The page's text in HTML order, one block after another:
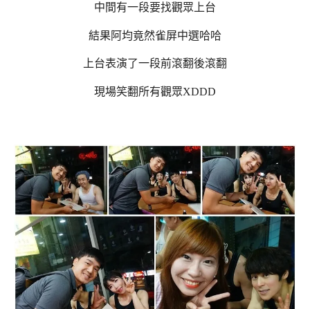
中間有一段要找觀眾上台
結果阿均竟然雀屏中選哈哈
上台表演了一段前滾翻後滾翻
現場笑翻所有觀眾XDDD